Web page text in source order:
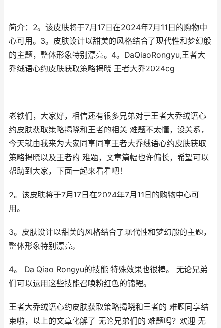
简介：2。该皮肤将于7月17日在2024年7月11日的购物中
心可用。3。皮肤设计以甜美的风格结合了现代性和梦幻般
的主题，整体形象特别漂亮。4。DaQiaoRongyu,王者大
乔绒语心约皮肤获取策略揭晓 王者大乔2024cg
老铁们，大家好，相信还有很多兄弟对于王者大乔绒语心
约皮肤获取策略揭晓和王者的相关 难题不太懂，没关系，
今天就由我来为大家同享同享王者大乔绒语心约皮肤获取
策略揭晓以及王者的 难题，文章篇幅也许偏长，希望可以
帮助到大家，下面一起来看看吧！
2。该皮肤将于7月17日在2024年7月11日的购物中心可
用。
3。皮肤设计以甜美的风格结合了现代性和梦幻般的主题，
整体形象特别漂亮。
4。 Da Qiao Rongyu的技能 特殊效果也很棒。 无论兄弟
们可以运用这些技能召唤粉红色的锦鲤。
王者大乔绒语心约皮肤获取策略揭晓和王者的 难题同享结
束啦，以上的文章化解了 无论兄弟们的 难题吗？欢迎 无